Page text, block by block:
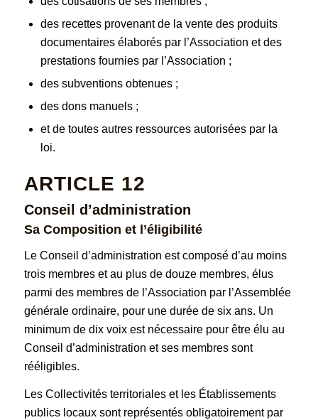
des recettes provenant de la vente des produits
documentaires élaborés par l’Association et des
prestations fournies par l’Association ;
des subventions obtenues ;
des dons manuels ;
et de toutes autres ressources autorisées par la
loi.
ARTICLE 12
Conseil d’administration
Sa Composition et l’éligibilité
Le Conseil d’administration est composé d’au moins
trois membres et au plus de douze membres, élus
parmi des membres de l’Association par l’Assemblée
générale ordinaire, pour une durée de six ans. Un
minimum de dix voix est nécessaire pour être élu au
Conseil d’administration et ses membres sont
rééligibles.
Les Collectivités territoriales et les Établissements
publics locaux sont représentés obligatoirement par